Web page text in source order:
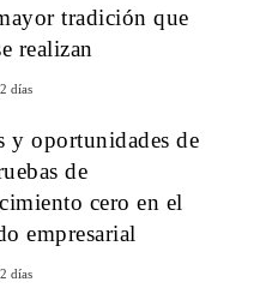
tradición que
realizan
días
y oportunidades de
de
cero en el
empresarial
días